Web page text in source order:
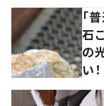
「
石
の
い！